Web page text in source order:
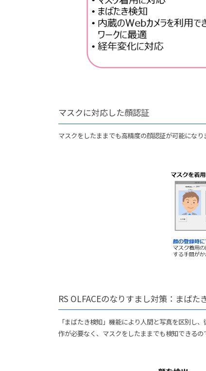
マスクに対応した顔認証
マスクをしたままでも高精度の顔認証が可能にな
RS OLFACEのなりすまし対策：まばた
「まばたき検知」機能により人間と写真を区別し
作が必要なく、マスクをしたままでも検知できる